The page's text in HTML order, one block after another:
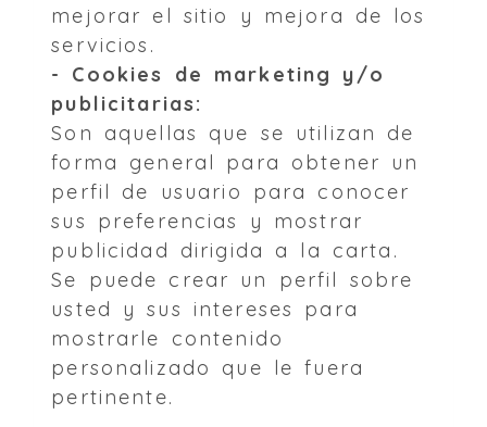
mejorar el sitio y mejora de los
servicios.
- Cookies de marketing y/o
publicitarias:
Son aquellas que se utilizan de
forma general para obtener un
perfil de usuario para conocer
sus preferencias y mostrar
publicidad dirigida a la carta.
Se puede crear un perfil sobre
usted y sus intereses para
mostrarle contenido
personalizado que le fuera
pertinente.